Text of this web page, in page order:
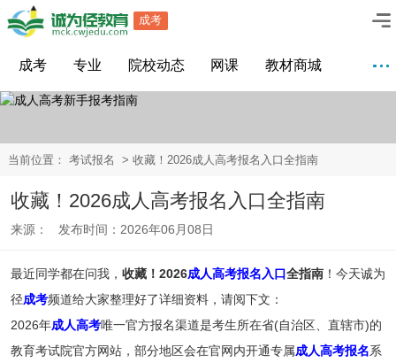
成考
成考 专业 院校动态 网课 教材商城
当前位置： 考试报名 > 收藏！2026成人高考报名入口全指南
收藏！2026成人高考报名入口全指南
来源： 发布时间：2026年06月08日
最近同学都在问我， 收藏！2026成人高考报名入口全指南！今天诚为
径成考频道给大家整理好了详细资料，请阅下文：
2026年成人高考唯一官方报名渠道是考生所在省(自治区、直辖市)的
教育考试院官方网站，部分地区会在官网内开通专属成人高考报名系